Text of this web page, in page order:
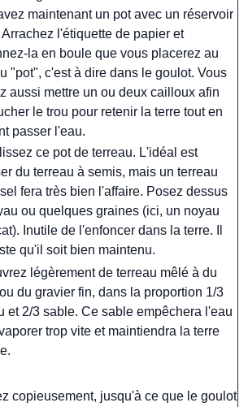
maintenant un pot avec un réservoir
l'étiquette de papier et
la en boule que vous placerez au
"pot", c'est à dire dans le goulot. Vous
aussi mettre un ou deux cailloux afin
le trou pour retenir la terre tout en
passer l'eau.
ce pot de terreau. L'idéal est
du terreau à semis, mais un terreau
fera très bien l'affaire. Posez dessus
ou quelques graines (ici, un noyau
Inutile de l'enfoncer dans la terre. Il
qu'il soit bien maintenu.
légèrement de terreau mêlé à du
du gravier fin, dans la proportion 1/3
et 2/3 sable. Ce sable empêchera l'eau
trop vite et maintiendra la terre
copieusement, jusqu'à ce que le goulot